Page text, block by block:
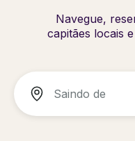
Navegue,
capitães locais